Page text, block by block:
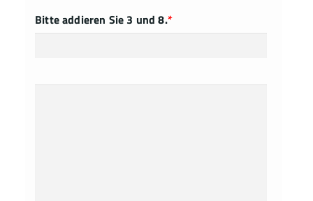
Bitte addieren Sie 3 und 8.*